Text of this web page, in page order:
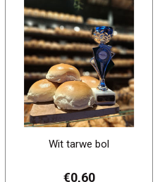
Wit tarwe bol
€0,60